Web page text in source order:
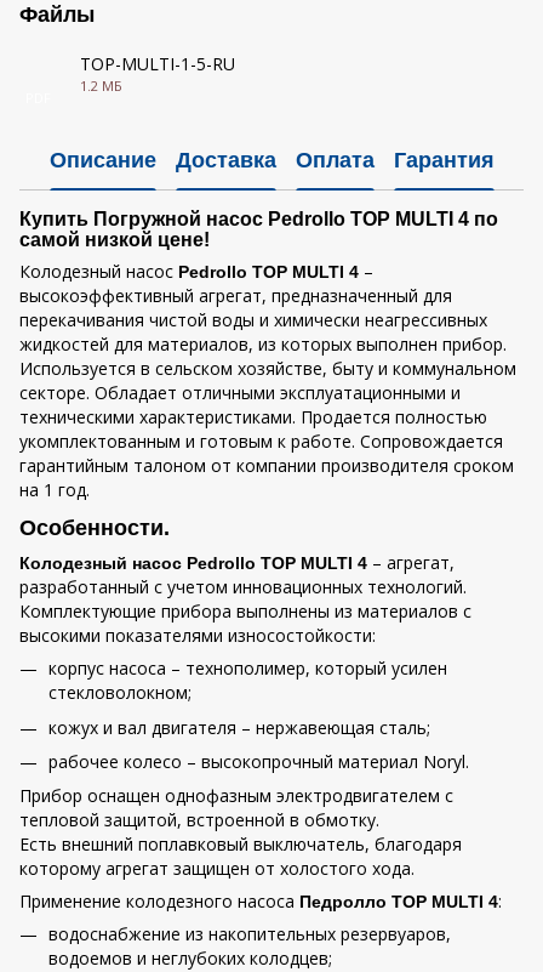
Файлы
TOP-MULTI-1-5-RU
1.2 МБ
Описание Доставка Оплата Гарантия
Купить Погружной насос Pedrollo TOP MULTI 4 по
самой низкой цене!
Колодезный насос Pedrollo TOP MULTI 4 –
высокоэффективный агрегат, предназначенный для
перекачивания чистой воды и химически неагрессивных
жидкостей для материалов, из которых выполнен прибор.
Используется в сельском хозяйстве, быту и коммунальном
секторе. Обладает отличными эксплуатационными и
техническими характеристиками. Продается полностью
укомплектованным и готовым к работе. Сопровождается
гарантийным талоном от компании производителя сроком
на 1 год.
Особенности.
Колодезный насос Pedrollo TOP MULTI 4 – агрегат,
разработанный с учетом инновационных технологий.
Комплектующие прибора выполнены из материалов с
высокими показателями износостойкости:
корпус насоса – технополимер, который усилен
стекловолокном;
кожух и вал двигателя – нержавеющая сталь;
рабочее колесо – высокопрочный материал Noryl.
Прибор оснащен однофазным электродвигателем с
тепловой защитой, встроенной в обмотку.
Есть внешний поплавковый выключатель, благодаря
которому агрегат защищен от холостого хода.
Применение колодезного насоса Педролло TOP MULTI 4:
водоснабжение из накопительных резервуаров,
водоемов и неглубоких колодцев;